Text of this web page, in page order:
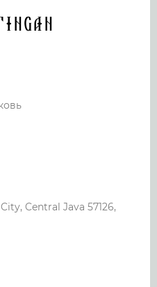
Central Java 57126,